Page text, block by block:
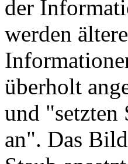
der
werden ältere
überholt
und "setzten
an". Das